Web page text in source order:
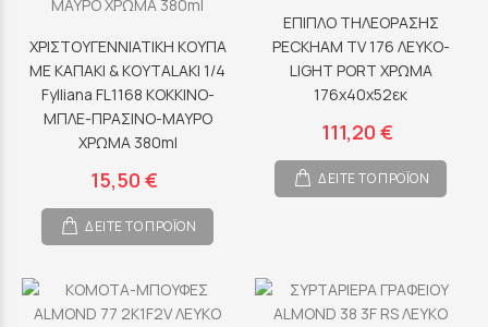
ΧΡΙΣΤΟΥΓΕΝΝΙΑΤΙΚΗ ΚΟΥΠΑ
ΜΕ ΚΑΠΑΚΙ & KOYTALAKI 1/4
Fylliana FL1168 ΚΟΚΚΙΝΟ-
ΜΠΛΕ-ΠΡΑΣΙΝΟ-ΜΑΥΡΟ
ΧΡΩΜΑ 380ml
15,50 €
ΔΕΙΤΕ ΤΟ ΠΡΟΪΟΝ
ΕΠΙΠΛΟ ΤΗΛΕΟΡΑΣΗΣ
PECKHAM TV 176 ΛΕΥΚΟ-
LIGHT PORT ΧΡΩΜΑ
176x40x52εκ
111,20 €
ΔΕΙΤΕ ΤΟ ΠΡΟΪΟΝ